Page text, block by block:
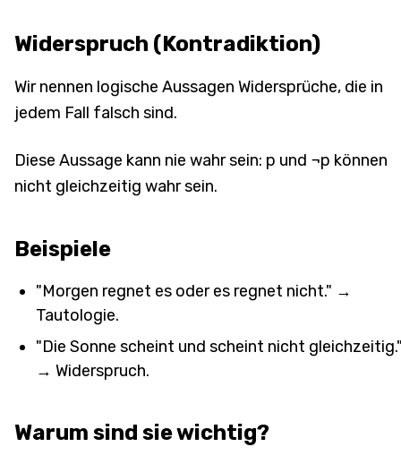
Widerspruch (Kontradiktion)
Wir nennen logische Aussagen Widersprüche, die in
jedem Fall falsch sind.
Diese Aussage kann nie wahr sein: p und ¬p können
nicht gleichzeitig wahr sein.
Beispiele
"Morgen regnet es oder es regnet nicht." →
Tautologie.
"Die Sonne scheint und scheint nicht
→ Widerspruch.
Warum sind sie wichtig?